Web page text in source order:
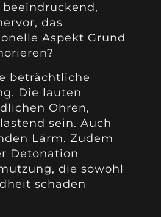
das
Aspekt Grund
beträchtliche
Die lauten
Ohren,
sein. Auch
Lärm. Zudem
Detonation
die sowohl
schaden